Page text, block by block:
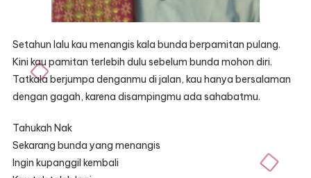
Setahun lalu kau menangis kala bunda berpamitan pulang.
Kini kau pamitan terlebih dulu sebelum bunda mohon diri.
Tatkala berjumpa denganmu di jalan, kau hanya bersalaman
dengan gagah, karena disampingmu ada sahabatmu.
Tahukah Nak
Sekarang bunda yang menangis
Ingin kupanggil kembali